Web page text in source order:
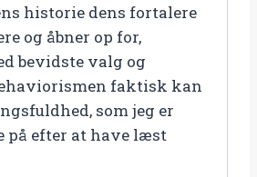
historie dens fortalere
og åbner op for,
bevidste valg og
faktisk kan
som jeg er
på efter at have læst